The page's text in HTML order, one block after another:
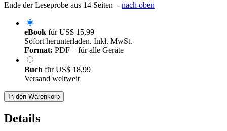
Ende der Leseprobe aus 14 Seiten - nach oben
eBook fürUS$ 15,99
Sofort herunterladen. Inkl. MwSt.
Format: PDF – für alle Geräte
Buch fürUS$ 18,99
Versand weltweit
In den Warenkorb
Details